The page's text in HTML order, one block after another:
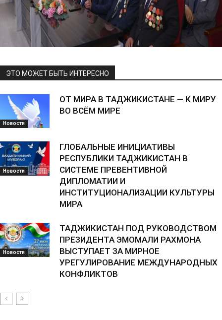
ЭТО МОЖЕТ БЫТЬ ИНТЕРЕСНО
Новости
ОТ МИРА В ТАДЖИКИСТАНЕ — К МИРУ
ВО ВСЁМ МИРЕ
Новости
ГЛОБАЛЬНЫЕ ИНИЦИАТИВЫ
РЕСПУБЛИКИ ТАДЖИКИСТАН В
СИСТЕМЕ ПРЕВЕНТИВНОЙ
ДИПЛОМАТИИ И
ИНСТИТУЦИОНАЛИЗАЦИИ КУЛЬТУРЫ
МИРА
Новости
ТАДЖИКИСТАН ПОД РУКОВОДСТВОМ
ПРЕЗИДЕНТА ЭМОМАЛИ РАХМОНА
ВЫСТУПАЕТ ЗА МИРНОЕ
УРЕГУЛИРОВАНИЕ МЕЖДУНАРОДНЫХ
КОНФЛИКТОВ